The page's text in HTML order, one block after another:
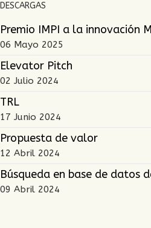
DESCARGAS
Premio IMPI a la innovación
06 Mayo 2025
Elevator Pitch
02 Julio 2024
TRL
17 Junio 2024
Propuesta de valor
12 Abril 2024
Búsqueda en base de datos
09 Abril 2024